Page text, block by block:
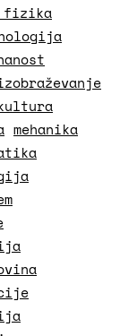
fizika
mehanika